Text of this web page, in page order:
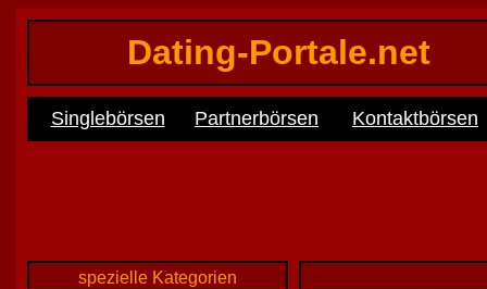
Dating-Portale.net
Singlebörsen Partnerbörsen Kontaktbörsen
spezielle Kategorien